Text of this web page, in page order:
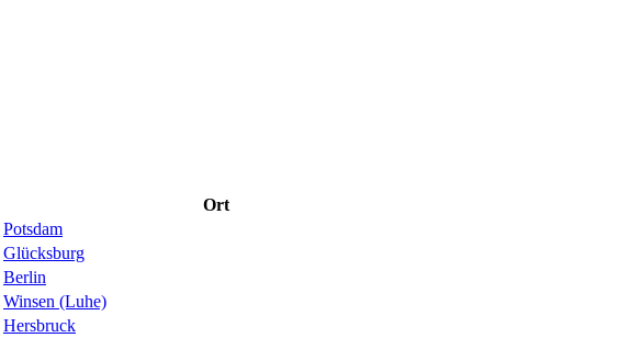
Ort
Potsdam
Glücksburg
Berlin
Winsen (Luhe)
Hersbruck